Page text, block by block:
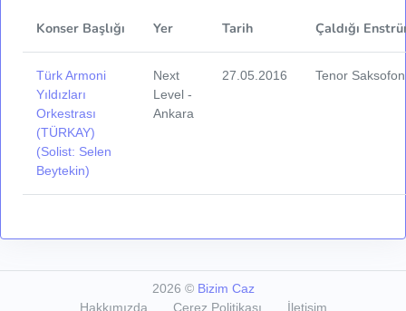
Konser Başlığı Yer Tarih Çaldığı
Türk Armoni
Yıldızları
Orkestrası
(TÜRKAY)
(Solist: Selen
Beytekin)
Next
Level -
Ankara
27.05.2016 Tenor Saksofon
2026 © Bizim Caz
Hakkımızda
Çerez Politikası İletişim